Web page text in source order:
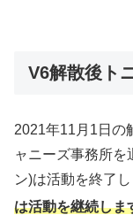
V6解散後ト
2021年11月1日の
ャニーズ事務所を
ン)は活動を終了し
は活動を継続しま